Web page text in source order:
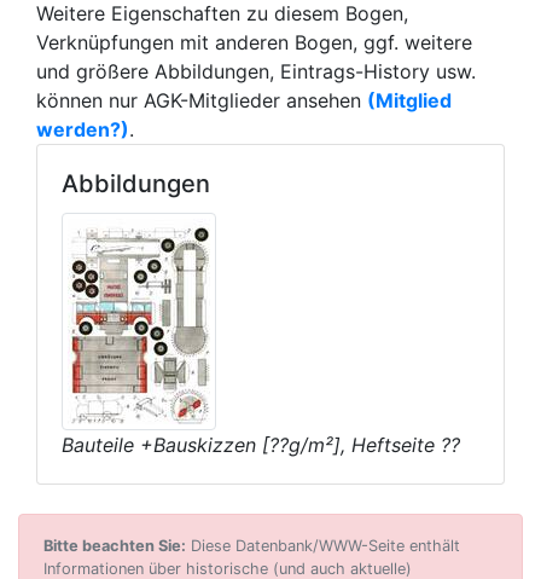
Weitere Eigenschaften zu diesem Bogen,
Verknüpfungen mit anderen Bogen, ggf. weitere
und größere Abbildungen, Eintrags-History usw.
können nur AGK-Mitglieder ansehen (Mitglied
werden?).
Abbildungen
Bauteile +Bauskizzen [??g/m²], Heftseite ??
Bitte beachten Sie: Diese Datenbank/WWW-Seite enthält
Informationen über historische (und auch aktuelle)